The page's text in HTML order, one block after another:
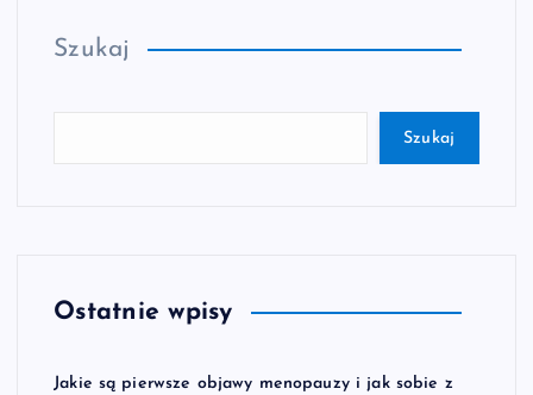
Szukaj
Szukaj
Ostatnie wpisy
Jakie są pierwsze objawy menopauzy i jak sobie z